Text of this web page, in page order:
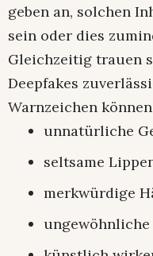
geben an, solchen
sein oder dies
Gleichzeitig trauen
Deepfakes
Warnzeichen
unnatürliche
seltsame
merkwürdige